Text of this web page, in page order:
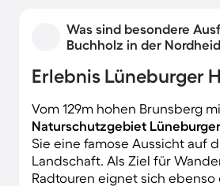
Was sind besondere
Buchholz in der
Erlebnis Lüneburger
Vom 129m hohen Brunsberg
Naturschutzgebiet
Sie eine famose Aussicht auf
Landschaft. Als Ziel für
Radtouren eignet sich ebenso